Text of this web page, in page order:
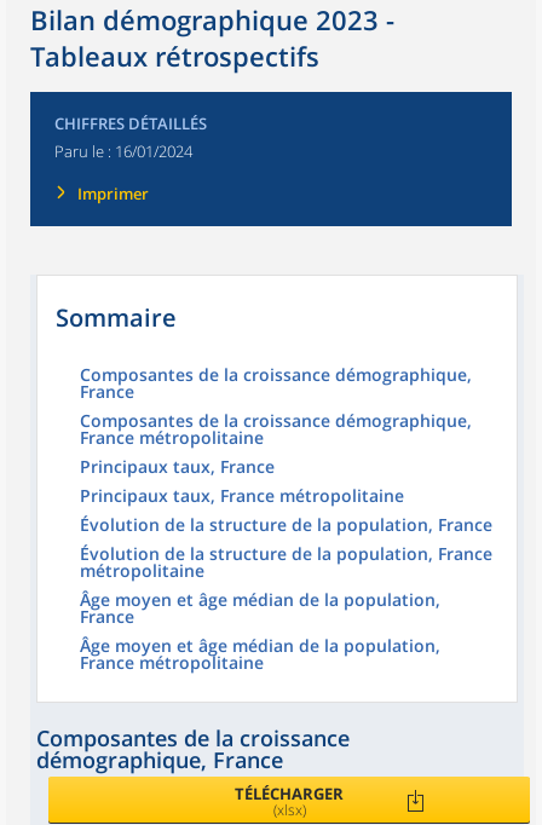
Bilan démographique 2023 -
Tableaux rétrospectifs
CHIFFRES DÉTAILLÉS
Paru le : 16/01/2024
Imprimer
Sommaire
Composantes de la croissance démographique,
France
Composantes de la croissance démographique,
France métropolitaine
Principaux taux, France
Principaux taux, France métropolitaine
Évolution de la structure de la population, France
Évolution de la structure de la population, France
métropolitaine
Âge moyen et âge médian de la population,
France
Âge moyen et âge médian de la population,
France métropolitaine
Composantes de la croissance
démographique, France
TÉLÉCHARGER
(xlsx)